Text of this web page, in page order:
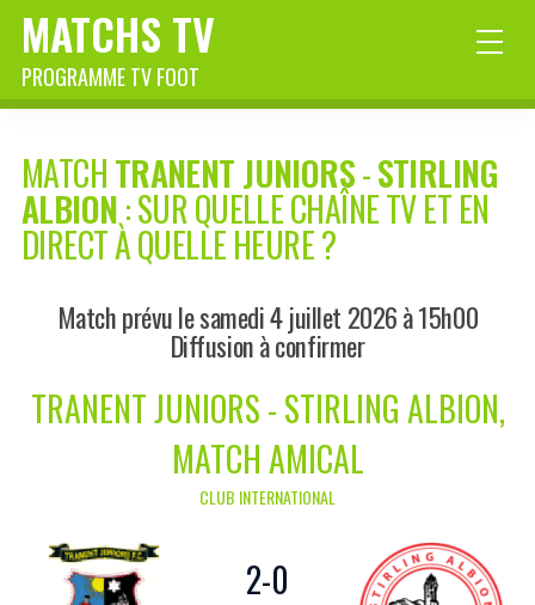
MATCHS TV
PROGRAMME TV FOOT
MATCHTRANENT JUNIORS-STIRLING
ALBION: SUR QUELLE CHAÎNE TV ET EN
DIRECT À QUELLE HEURE ?
Match prévu le samedi 4 juillet 2026 à 15h00
Diffusion à confirmer
TRANENT JUNIORS - STIRLING ALBION,
MATCH AMICAL
CLUB INTERNATIONAL
2-0